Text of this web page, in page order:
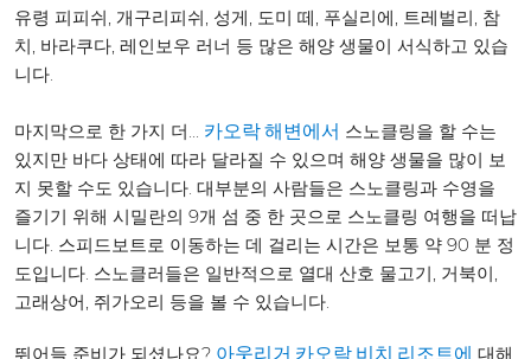
유령 피피쉬, 개구리피쉬, 성게, 도미 떼, 푸실리에, 트레벌리, 참
치, 바라쿠다, 레인보우 러너 등 많은 해양 생물이 서식하고 있습
니다.
마지막으로 한 가지 더... 카오락 해변에서 스노클링을 할 수는
있지만 바다 상태에 따라 달라질 수 있으며 해양 생물을 많이 보
지 못할 수도 있습니다. 대부분의 사람들은 스노클링과 수영을
즐기기 위해 시밀란의 9개 섬 중 한 곳으로 스노클링 여행을 떠납
니다. 스피드보트로 이동하는 데 걸리는 시간은 보통 약 90 분 정
도입니다. 스노클러들은 일반적으로 열대 산호 물고기, 거북이,
고래상어, 쥐가오리 등을 볼 수 있습니다.
뛰어들 준비가 되셨나요? 아웃리거 카오락 비치 리조트에 대해